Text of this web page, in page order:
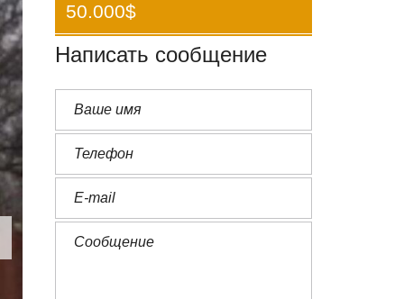
50.000$
Написать сообщение